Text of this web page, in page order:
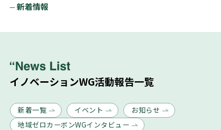
新着情報
イノベーションWG活動報告一覧
新着一覧 イベント
お知らせ
地域ゼロカーボンWGインタビュー